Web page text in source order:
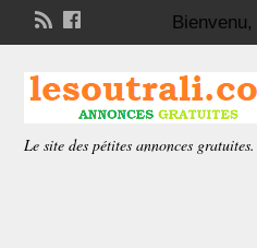
Bienvenu,
Le site des pétites annonces gratuites.